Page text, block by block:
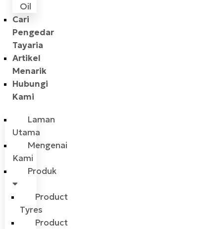
Oil
Cari
Pengedar
Tayaria
Artikel
Menarik
Hubungi
Kami
Laman
Utama
Mengenai
Kami
Produk
Product
Tyres
Product